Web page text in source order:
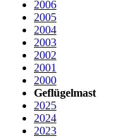
2006
2005
2004
2003
2002
2001
2000
Geflügelmast
2025
2024
2023